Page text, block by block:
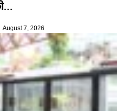
August 7, 2026